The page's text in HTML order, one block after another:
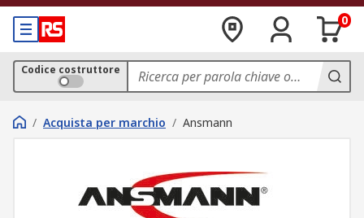
0
Codice costruttore
/ Acquista per marchio / Ansmann